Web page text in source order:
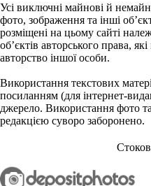
Усі виключні майнові й
фото, зображення та інші
розміщені на цьому сайті
об’єктів авторського права,
авторство іншої особи.
Використання текстових
посиланням (для інтернет-
джерело. Використання фото
редакцією суворо заборонено.